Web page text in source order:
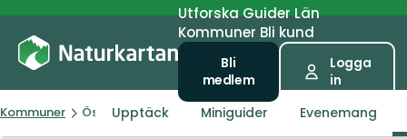
UtforskaGuiderLän
Kommuner Bli kund
Bli
medlem
Logga
in
Kommuner ÖsteråkerUpptäck Miniguider Evenemang